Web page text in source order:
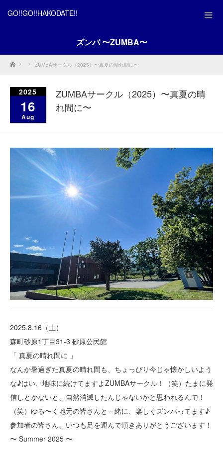
GO!!GO!!HAKODATE!!
ズンバ 〜ZUMBA〜
Home ZUMBAサークル（2025）〜真夏の晴れ間に〜
2025
16
Aug
ZUMBAサークル（2025）〜真夏の晴
れ間に〜
2025.8.16（土）
森町砂原1丁目31-3 砂原公民館
「 真夏の晴れ間に 」
なんか暑過ぎた真夏の晴れ間も、ちょっぴり今じゃ懐かしいよう
な♪はい、地味に続けてますよZUMBAサークル！（笑）たまに発
信しとかないと、自然消滅したんじゃないかと思われるんで！
（笑）ゆる〜く地元の皆さんと一緒に、楽しくズンバってます♪
参加者の皆さん、いつも足を運んで頂きありがとうございます！
〜 Summer 2025 〜